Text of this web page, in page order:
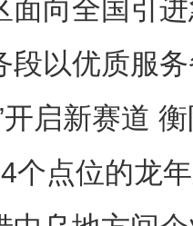
面向全国引
段以优质服
开启新赛道
个点位的龙